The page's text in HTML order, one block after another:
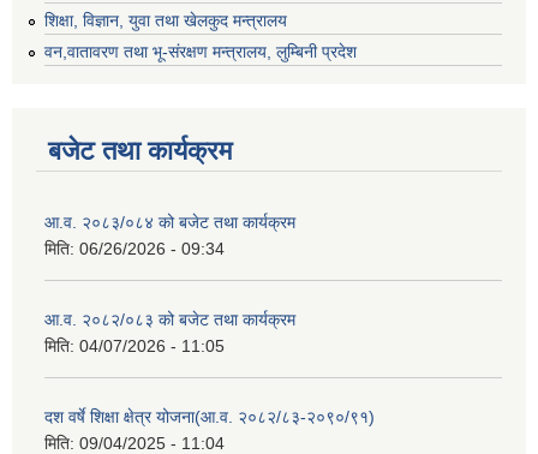
शिक्षा, विज्ञान, युवा तथा खेलकुद मन्‍‍त्रालय
वन,वातावरण तथा भू-संरक्षण मन्त्रालय, लुम्बिनी प्रदेश
बजेट तथा कार्यक्रम
आ.व. २०८३/०८४ को बजेट तथा कार्यक्रम
मिति: 06/26/2026 - 09:34
आ.व. २०८२/०८३ को बजेट तथा कार्यक्रम
मिति: 04/07/2026 - 11:05
दश वर्षे शिक्षा क्षेत्र योजना(आ.व. २०८२/८३-२०९०/९१)
मिति: 09/04/2025 - 11:04